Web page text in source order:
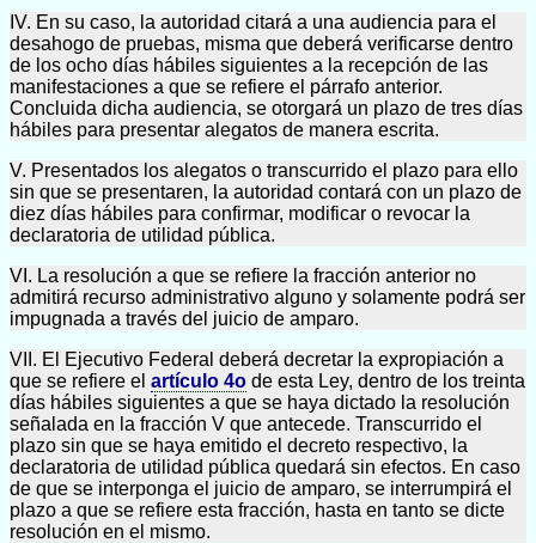
IV. En su caso, la autoridad citará a una audiencia para el
desahogo de pruebas, misma que deberá verificarse dentro
de los ocho días hábiles siguientes a la recepción de las
manifestaciones a que se refiere el párrafo anterior.
Concluida dicha audiencia, se otorgará un plazo de tres días
hábiles para presentar alegatos de manera escrita.
V. Presentados los alegatos o transcurrido el plazo para ello
sin que se presentaren, la autoridad contará con un plazo de
diez días hábiles para confirmar, modificar o revocar la
declaratoria de utilidad pública.
VI. La resolución a que se refiere la fracción anterior no
admitirá recurso administrativo alguno y solamente podrá ser
impugnada a través del juicio de amparo.
VII. El Ejecutivo Federal deberá decretar la expropiación a
que se refiere el artículo 4o de esta Ley, dentro de los treinta
días hábiles siguientes a que se haya dictado la resolución
señalada en la fracción V que antecede. Transcurrido el
plazo sin que se haya emitido el decreto respectivo, la
declaratoria de utilidad pública quedará sin efectos. En caso
de que se interponga el juicio de amparo, se interrumpirá el
plazo a que se refiere esta fracción, hasta en tanto se dicte
resolución en el mismo.